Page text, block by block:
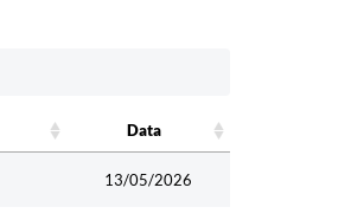
Data
13/05/2026